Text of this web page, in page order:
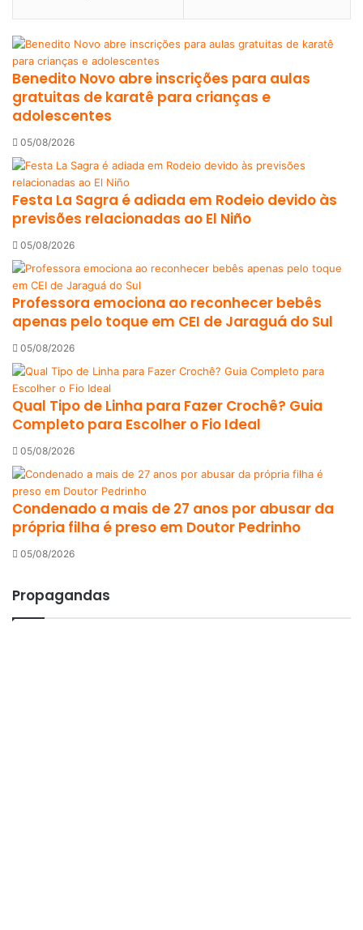
Benedito Novo abre inscrições para aulas
gratuitas de karatê para crianças e
adolescentes
05/08/2026
Festa La Sagra é adiada em Rodeio devido às
previsões relacionadas ao El Niño
05/08/2026
Professora emociona ao reconhecer bebês
apenas pelo toque em CEI de Jaraguá do Sul
05/08/2026
Qual Tipo de Linha para Fazer Crochê? Guia
Completo para Escolher o Fio Ideal
05/08/2026
Condenado a mais de 27 anos por abusar da
própria filha é preso em Doutor Pedrinho
05/08/2026
Propagandas